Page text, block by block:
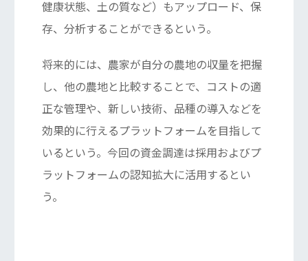
健康状態、土の質など）もアップロード、保
存、分析することができるという。
将来的には、農家が自分の農地の収量を把握
し、他の農地と比較することで、コストの適
正な管理や、新しい技術、品種の導入などを
効果的に行えるプラットフォームを目指して
いるという。今回の資金調達は採用およびプ
ラットフォームの認知拡大に活用するとい
う。